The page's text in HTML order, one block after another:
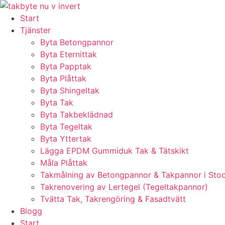
Skip
content
Start
Tjänster
Byta Betongpannor
Byta Eternittak
Byta Papptak
Byta Plåttak
Byta Shingeltak
Byta Tak
Byta Takbeklädnad
Byta Tegeltak
Byta Yttertak
Lägga EPDM Gummiduk Tak & Tätskikt
Måla Plåttak
Takmålning av Betongpannor & Takpannor i
Takrenovering av Lertegel (Tegeltakpannor)
Tvätta Tak, Takrengöring & Fasadtvätt
Blogg
Start